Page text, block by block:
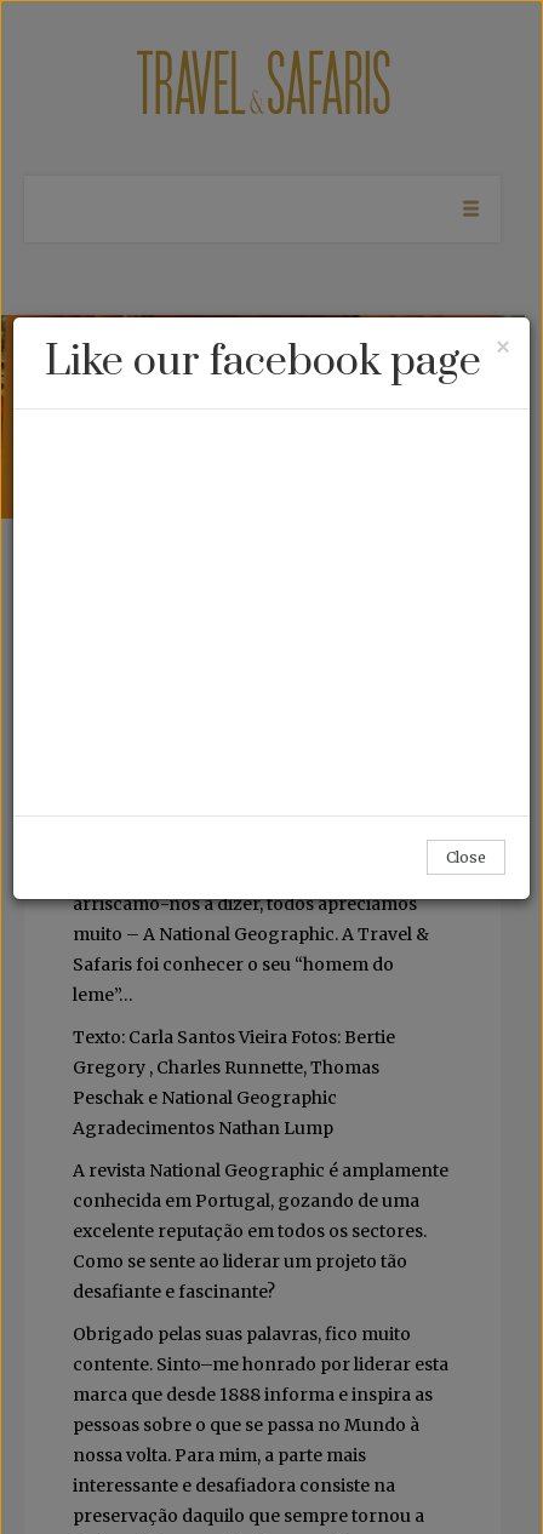
prestigiadas publicações americanas. É
arriscamo-nos a dizer, todos apreciamos
muito – A National Geographic. A Travel &
Safaris foi conhecer o seu “homem do
leme”…
Texto: Carla Santos Vieira Fotos: Bertie
Gregory , Charles Runnette, Thomas
Peschak e National Geographic
Agradecimentos Nathan Lump
A revista National Geographic é amplamente
conhecida em Portugal, gozando de uma
excelente reputação em todos os sectores.
Como se sente ao liderar um projeto tão
desafiante e fascinante?
Obrigado pelas suas palavras, fico muito
contente. Sinto–me honrado por liderar esta
marca que desde 1888 informa e inspira as
pessoas sobre o que se passa no Mundo à
nossa volta. Para mim, a parte mais
interessante e desafiadora consiste na
preservação daquilo que sempre tornou a
×
Like our facebook page
Close